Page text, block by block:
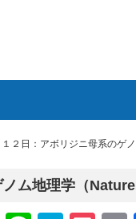
２日：アボリジニ母系のゲ
ム地理学（